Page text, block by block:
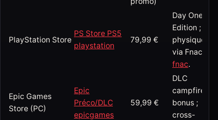
PlayStation Store
PS Store PS5
playstation
79,99 €
Day One
Edition ;
physique
via Fnac.be
fnac.
Epic Games
Store (PC)
Epic
Préco/DLC
epicgames
59,99 €
DLC
campfire
bonus ;
cross-